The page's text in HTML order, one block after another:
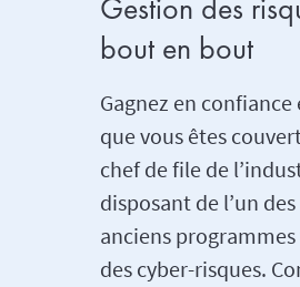
Gestion des
bout en bout
Gagnez en confiance
que vous êtes
chef de file de
disposant de l’un
anciens
des cyber-risques.